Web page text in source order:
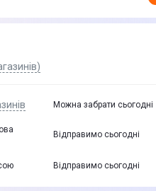
Можна забрати сьогодні
Відправимо сьогодні
Відправимо сьогодні